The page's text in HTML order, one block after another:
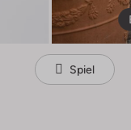
Spiel